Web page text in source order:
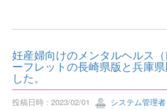
妊産婦向けのメンタルヘルス
ーフレットの長崎県版と兵庫
した。
投稿日時 : 2023/02/01 システム管理者